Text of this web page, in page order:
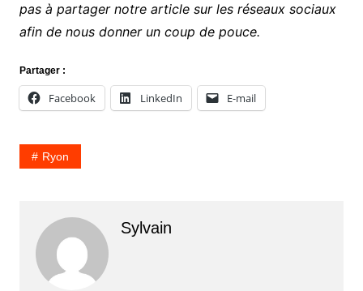
pas à partager notre article sur les réseaux sociaux
afin de nous donner un coup de pouce.
Partager :
Facebook LinkedIn E-mail
Ryon
Sylvain